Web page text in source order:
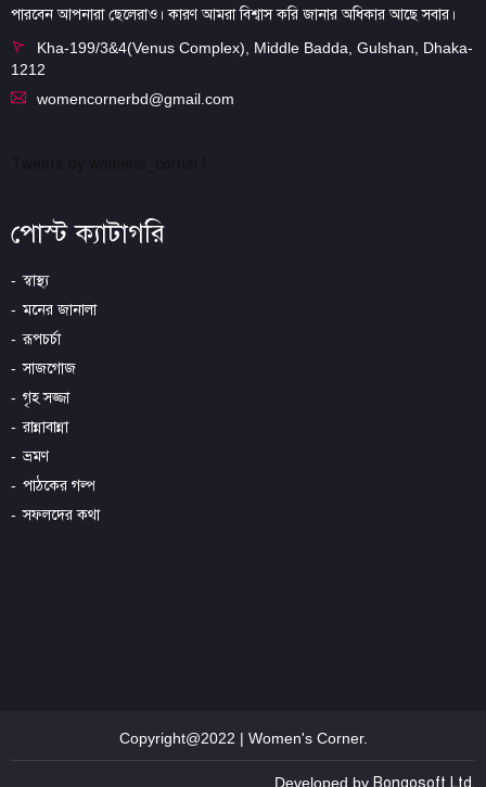
পারবেন আপনারা ছেলেরাও। কারণ আমরা বিশ্বাস করি জানার অধিকার আছে সবার।
Kha-199/3&4(Venus Complex), Middle Badda, Gulshan, Dhaka-
1212
womencornerbd@gmail.com
পোস্ট ক্যাটাগরি
স্বাস্থ্য
মনের জানালা
রূপচর্চা
সাজগোজ
গৃহ সজ্জা
রান্নাবান্না
ভ্রমণ
পাঠকের গল্প
সফলদের কথা
Copyright@2022 | Women's Corner.
Developed by Bongosoft Ltd.